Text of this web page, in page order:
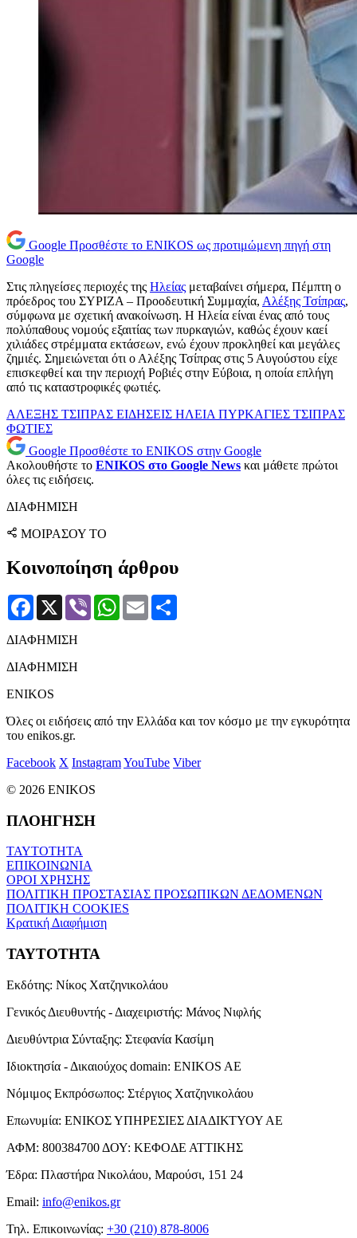
Google Προσθέστε το ENIKOS ως προτιμώμενη πηγή στη
Google
Στις πληγείσες περιοχές της Ηλείας μεταβαίνει σήμερα, Πέμπτη ο
πρόεδρος του ΣΥΡΙΖΑ – Προοδευτική Συμμαχία, Αλέξης Τσίπρας,
σύμφωνα με σχετική ανακοίνωση. Η Ηλεία είναι ένας από τους
πολύπαθους νομούς εξαιτίας των πυρκαγιών, καθώς έχουν καεί
χιλιάδες στρέμματα εκτάσεων, ενώ έχουν προκληθεί και μεγάλες
ζημιές. Σημειώνεται ότι ο Αλέξης Τσίπρας στις 5 Αυγούστου είχε
επισκεφθεί και την περιοχή Ροβιές στην Εύβοια, η οποία επλήγη
από τις καταστροφικές φωτιές.
ΑΛΕΞΗΣ ΤΣΙΠΡΑΣ ΕΙΔΗΣΕΙΣ ΗΛΕΙΑ ΠΥΡΚΑΓΙΕΣ ΤΣΙΠΡΑΣ
ΦΩΤΙΕΣ
Google Προσθέστε το ENIKOS στην Google
Ακολουθήστε το ENIKOS στο Google News και μάθετε πρώτοι
όλες τις ειδήσεις.
ΔΙΑΦΗΜΙΣΗ
ΜΟΙΡΑΣΟΥ ΤΟ
Κοινοποίηση άρθρου
Facebook
X Viber WhatsApp
Email
ΔΙΑΦΗΜΙΣΗ
ΔΙΑΦΗΜΙΣΗ
ENIKOS
Όλες οι ειδήσεις από την Ελλάδα και τον κόσμο με την εγκυρότητα
του enikos.gr.
Facebook X InstagramYouTube Viber
© 2026 ENIKOS
ΠΛΟΗΓΗΣΗ
ΤΑΥΤΟΤΗΤΑ
ΕΠΙΚΟΙΝΩΝΙΑ
ΟΡΟΙ ΧΡΗΣΗΣ
ΠΟΛΙΤΙΚΗ ΠΡΟΣΤΑΣΙΑΣ ΠΡΟΣΩΠΙΚΩΝ ΔΕΔΟΜΕΝΩΝ
ΠΟΛΙΤΙΚΗ COOKIES
Κρατική Διαφήμιση
ΤΑΥΤΟΤΗΤΑ
Εκδότης: Νίκος Χατζηνικολάου
Γενικός Διευθυντής - Διαχειριστής: Μάνος Νιφλής
Διευθύντρια Σύνταξης: Στεφανία Κασίμη
Ιδιοκτησία - Δικαιούχος domain: ENIKOS AE
Νόμιμος Εκπρόσωπος: Στέργιος Χατζηνικολάου
Επωνυμία: ΕΝΙΚΟΣ ΥΠΗΡΕΣΙΕΣ ΔΙΑΔΙΚΤΥΟΥ ΑΕ
ΑΦΜ: 800384700 ΔΟΥ: ΚΕΦΟΔΕ ΑΤΤΙΚΗΣ
Έδρα: Πλαστήρα Νικολάου, Μαρούσι, 151 24
Email: info@enikos.gr
Τηλ. Επικοινωνίας: +30 (210) 878-8006